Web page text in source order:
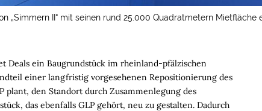
„Simmern II“ mit seinen rund 25.000 Quadratmetern
Deals ein Baugrundstück im rheinland-pfälzischen
einer langfristig vorgesehenen Repositionierung des
plant, den Standort durch Zusammenlegung des
das ebenfalls GLP gehört, neu zu gestalten. Dadurch